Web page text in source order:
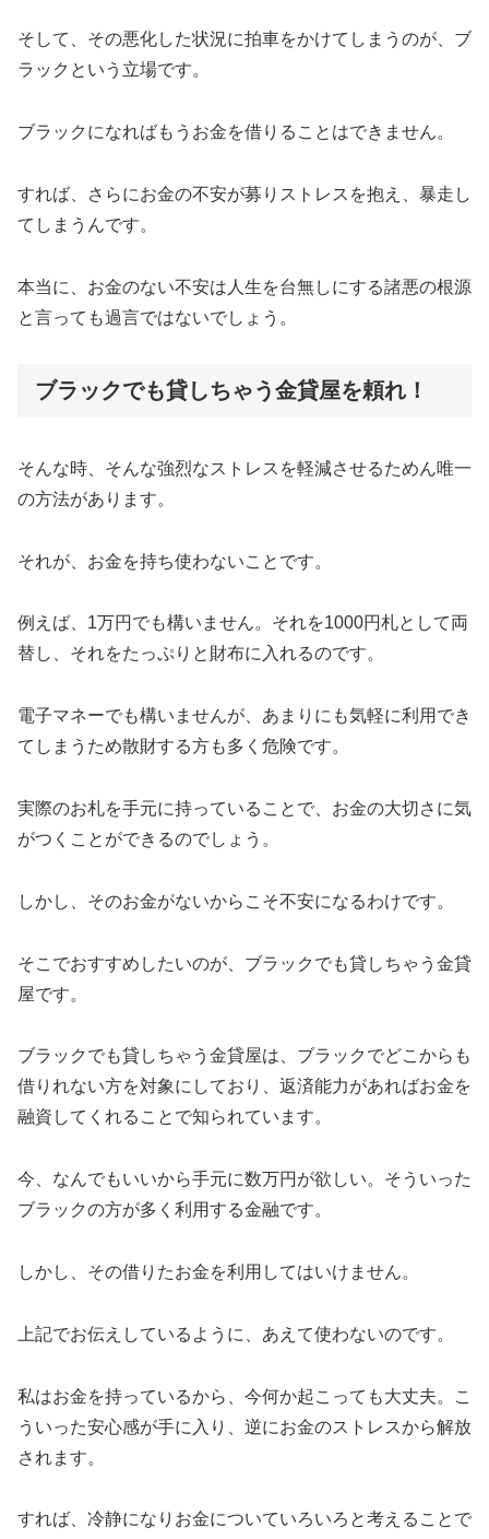
そして、その悪化した状況に拍車をかけてしまうのが、ブ
ラックという立場です。
ブラックになればもうお金を借りることはできません。
すれば、さらにお金の不安が募りストレスを抱え、暴走し
てしまうんです。
本当に、お金のない不安は人生を台無しにする諸悪の根源
と言っても過言ではないでしょう。
ブラックでも貸しちゃう金貸屋を頼れ！
そんな時、そんな強烈なストレスを軽減させるためん唯一
の方法があります。
それが、お金を持ち使わないことです。
例えば、1万円でも構いません。それを1000円札として両
替し、それをたっぷりと財布に入れるのです。
電子マネーでも構いませんが、あまりにも気軽に利用でき
てしまうため散財する方も多く危険です。
実際のお札を手元に持っていることで、お金の大切さに気
がつくことができるのでしょう。
しかし、そのお金がないからこそ不安になるわけです。
そこでおすすめしたいのが、ブラックでも貸しちゃう金貸
屋です。
ブラックでも貸しちゃう金貸屋は、ブラックでどこからも
借りれない方を対象にしており、返済能力があればお金を
融資してくれることで知られています。
今、なんでもいいから手元に数万円が欲しい。そういった
ブラックの方が多く利用する金融です。
しかし、その借りたお金を利用してはいけません。
上記でお伝えしているように、あえて使わないのです。
私はお金を持っているから、今何か起こっても大丈夫。こ
ういった安心感が手に入り、逆にお金のストレスから解放
されます。
すれば、冷静になりお金についていろいろと考えることで